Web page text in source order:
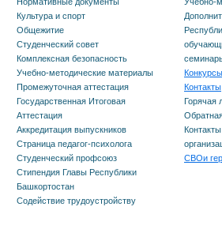
Культура и спорт
Общежитие
Студенческий совет
Комплексная безопасность
Учебно-методические материалы
Промежуточная аттестация
Государственная Итоговая
Аттестация
Аккредитация выпускников
Страница педагог-психолога
Студенческий профсоюз
Стипендия Главы Республики
Башкортостан
Содействие трудоустройству
Контакты
Горячая
СВОи